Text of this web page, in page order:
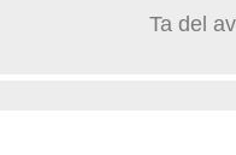
Ta del